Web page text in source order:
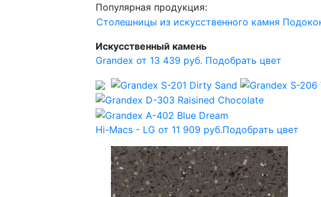
Популярная продукция:
Столешницы из искусственного камня
Искусственный камень
Grandex от 13 439 руб. Подобрать цвет
Hi-Macs - LG от 11 909 руб.Подобрать цвет